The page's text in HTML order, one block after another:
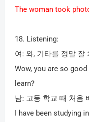
The woman took
18. Listening:
여 : 와, 기타를 정말 잘
Wow, you are so
learn?
남: 고등 학교 때 처음
I have been studying